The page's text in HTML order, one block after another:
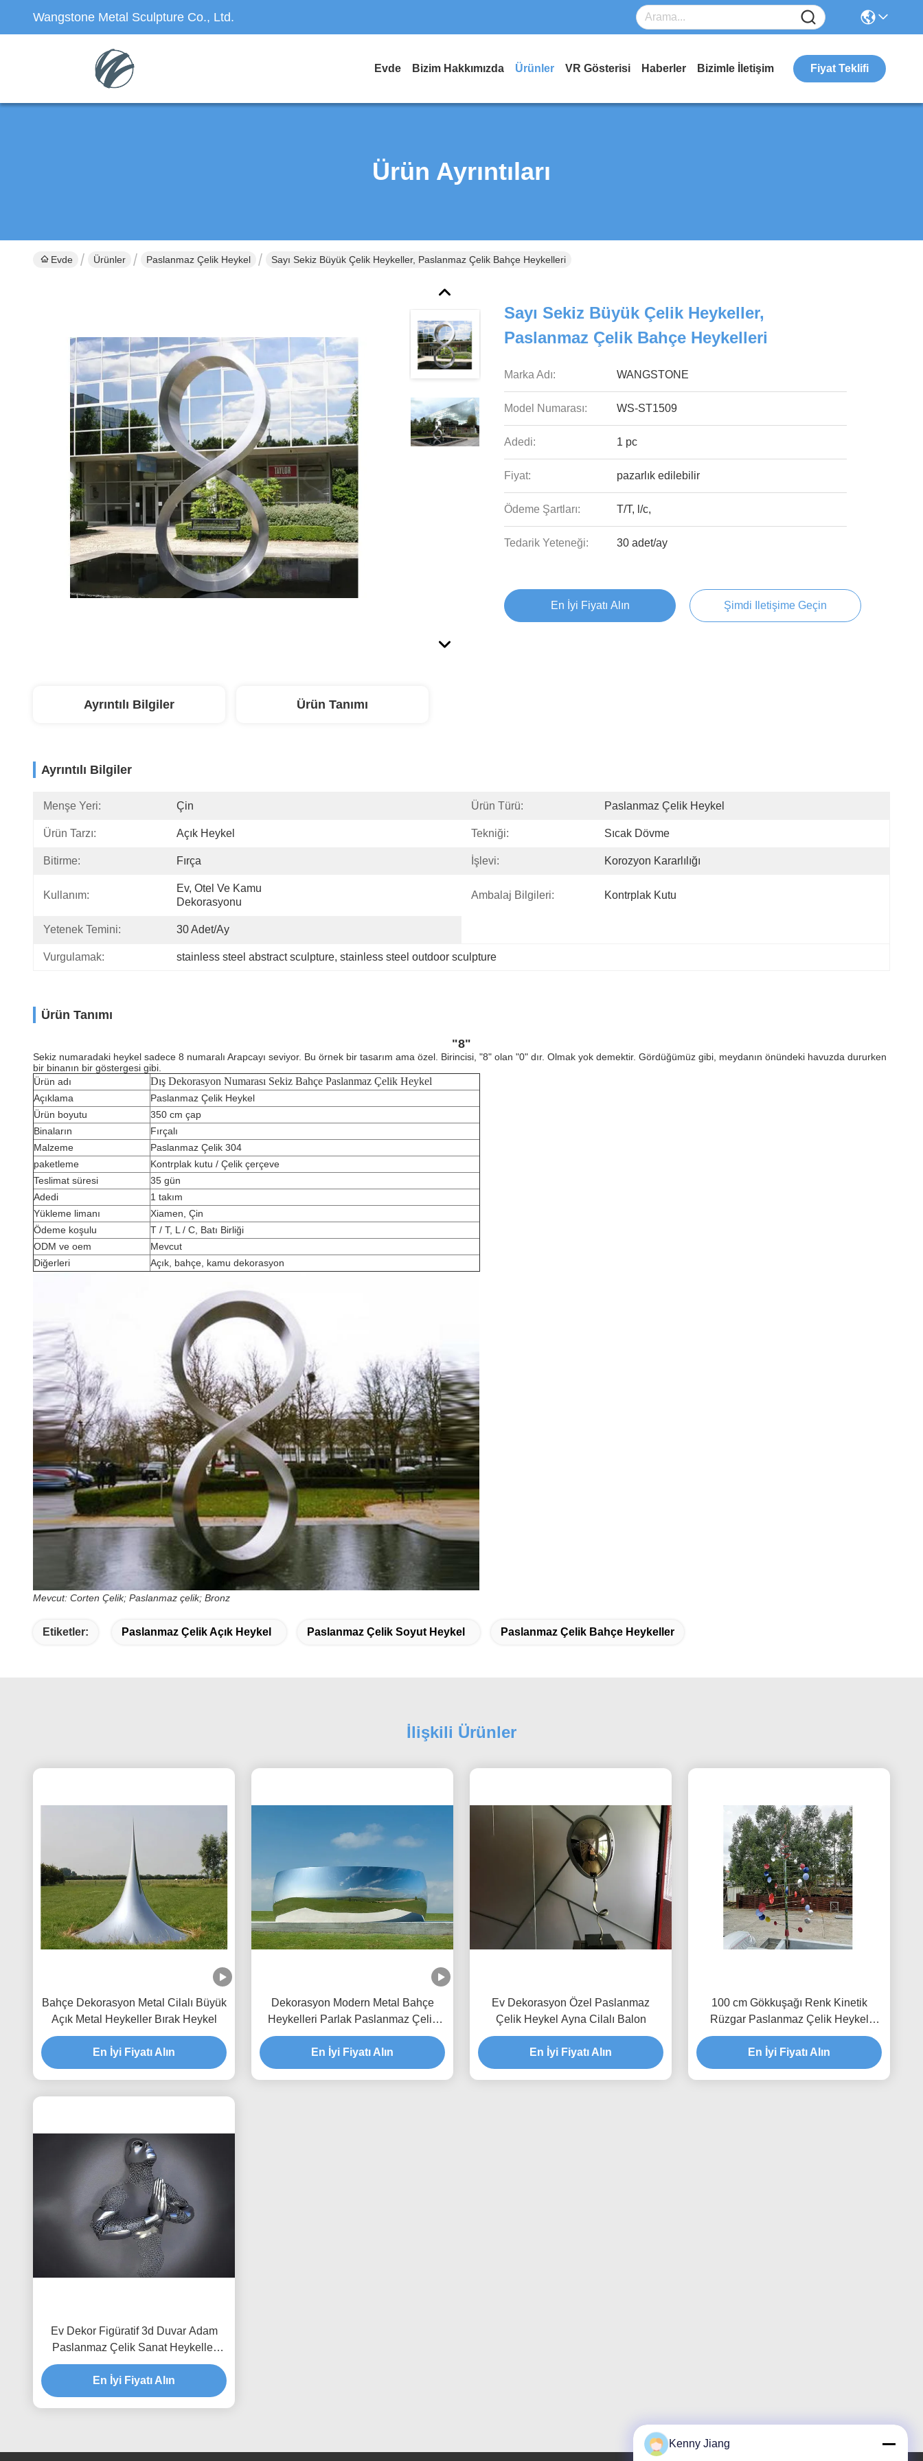
Wangstone Metal Sculpture Co., Ltd.
Evde Bizim Hakkımızda Ürünler VR Gösterisi Haberler Bizimle İletişim Fiyat Teklifi
Ürün Ayrıntıları
Evde Ürünler Paslanmaz Çelik Heykel Sayı Sekiz Büyük Çelik Heykeller, Paslanmaz Çelik Bahçe Heykelleri
Sayı Sekiz Büyük Çelik Heykeller,
Paslanmaz Çelik Bahçe Heykelleri
Marka Adı: WANGSTONE
Model Numarası: WS-ST1509
Adedi: 1 pc
Fiyat: pazarlık edilebilir
Ödeme Şartları: T/T, l/c,
Tedarik Yeteneği: 30 adet/ay
En İyi Fiyatı Alın Şimdi Iletişime Geçin
Ayrıntılı Bilgiler Ürün Tanımı
Ayrıntılı Bilgiler
Menşe Yeri: Çin Ürün Türü: Paslanmaz Çelik Heykel
Ürün Tarzı: Açık Heykel Tekniği: Sıcak Dövme
Bitirme: Fırça İşlevi: Korozyon Kararlılığı
Kullanım:
Ev, Otel Ve Kamu
Dekorasyonu
Ambalaj Bilgileri: Kontrplak Kutu
Yetenek Temini: 30 Adet/ay
Vurgulamak: stainless steel abstract sculpture, stainless steel outdoor sculpture
Ürün Tanımı
"8"
Sekiz numaradaki heykel sadece 8 numaralı Arapcayı seviyor. Bu örnek bir tasarım ama özel. Birincisi, "8" olan "0" dır. Olmak yok demektir. Gördüğümüz gibi, meydanın önündeki havuzda dururken
bir binanın bir göstergesi gibi.
Ürün adı
Dış Dekorasyon Numarası Sekiz Bahçe Paslanmaz Çelik Heykel
Açıklama
Paslanmaz Çelik Heykel
Ürün boyutu
350 cm çap
Binaların
Fırçalı
Malzeme
Paslanmaz Çelik 304
paketleme
Kontrplak kutu / Çelik çerçeve
Teslimat süresi
35 gün
Adedi
1 takım
Yükleme limanı
Xiamen, Çin
Ödeme koşulu
T / T, L / C, Batı Birliği
ODM ve oem
Mevcut
Diğerleri
Açık, bahçe, kamu dekorasyon
Mevcut: Corten Çelik; Paslanmaz çelik; Bronz
Etiketler: Paslanmaz Çelik Açık Heykel Paslanmaz Çelik Soyut Heykel Paslanmaz Çelik Bahçe Heykeller
İlişkili Ürünler
Bahçe Dekorasyon Metal Cilalı Büyük
Açık Metal Heykeller Bırak Heykel
En İyi Fiyatı Alın
Dekorasyon Modern Metal Bahçe
Heykelleri Parlak Paslanmaz Çelik
Ayna
En İyi Fiyatı Alın
Ev Dekorasyon Özel Paslanmaz
Çelik Heykel Ayna Cilalı Balon
En İyi Fiyatı Alın
100 cm Gökkuşağı Renk Kinetik
Rüzgar Paslanmaz Çelik Heykel
Boyalı Kaplama
En İyi Fiyatı Alın
Ev Dekor Figüratif 3d Duvar Adam
Paslanmaz Çelik Sanat Heykeller
Matt Finish
En İyi Fiyatı Alın
Kenny Jiang